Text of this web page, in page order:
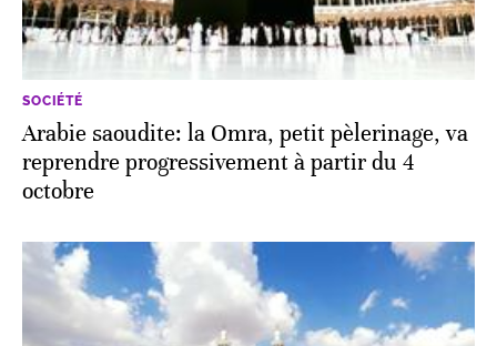
SOCIÉTÉ
Arabie saoudite: la Omra, petit pèlerinage, va
reprendre progressivement à partir du 4
octobre